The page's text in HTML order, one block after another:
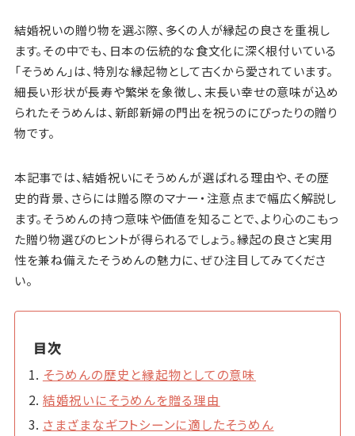
結婚祝いの贈り物を選ぶ際、多くの人が縁起の良さを重視し
ます。その中でも、日本の伝統的な食文化に深く根付いている
「そうめん」は、特別な縁起物として古くから愛されています。
細長い形状が長寿や繁栄を象徴し、末長い幸せの意味が込め
られたそうめんは、新郎新婦の門出を祝うのにぴったりの贈り
物です。
本記事では、結婚祝いにそうめんが選ばれる理由や、その歴
史的背景、さらには贈る際のマナー・注意点まで幅広く解説し
ます。そうめんの持つ意味や価値を知ることで、より心のこもっ
た贈り物選びのヒントが得られるでしょう。縁起の良さと実用
性を兼ね備えたそうめんの魅力に、ぜひ注目してみてくださ
い。
目次
そうめんの歴史と縁起物としての意味
結婚祝いにそうめんを贈る理由
さまざまなギフトシーンに適したそうめん